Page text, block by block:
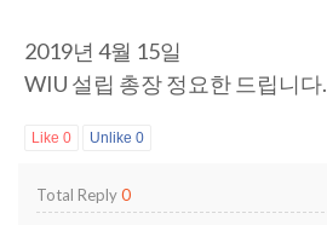
2019년 4월 15일
WIU 설립 총장 정요한 드립니다.
Like 0 Unlike 0
Total Reply0